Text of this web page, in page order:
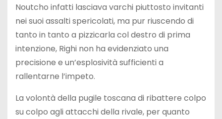
Noutcho infatti lasciava varchi piuttosto invitanti
nei suoi assalti spericolati, ma pur riuscendo di
tanto in tanto a pizzicarla col destro di prima
intenzione, Righi non ha evidenziato una
precisione e un’esplosività sufficienti a
rallentarne l’impeto.
La volontà della pugile toscana di ribattere colpo
su colpo agli attacchi della rivale, per quanto